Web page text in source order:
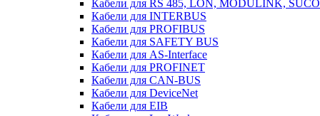
Кабели для RS 485, LON, MODULINK,
Кабели для INTERBUS
Кабели для PROFIBUS
Кабели для SAFETY BUS
Кабели для AS-Interface
Кабели для PROFINET
Кабели для CAN-BUS
Кабели для DeviceNet
Кабели для EIB